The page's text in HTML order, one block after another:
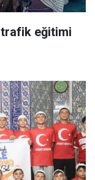
eğitimi